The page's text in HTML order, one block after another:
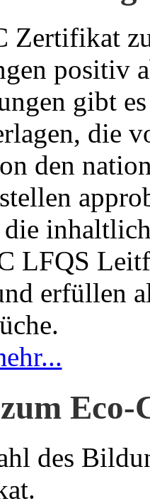
Zertifikat
positiv
gibt
die
den
LFQS
erfüllen
Eco-
des